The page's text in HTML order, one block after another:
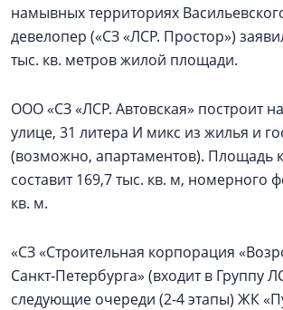
намывных территориях
девелопер («СЗ «ЛСР. Простор»)
тыс. кв. метров жилой площади.
ООО «СЗ «ЛСР. Автовская» построит
улице, 31 литера И микс из жилья и
(возможно, апартаментов). Площадь
составит 169,7 тыс. кв. м, номерного
кв. м.
«СЗ «Строительная корпорация
Санкт‑Петербурга» (входит в Группу
следующие очереди (2-4 этапы) ЖК